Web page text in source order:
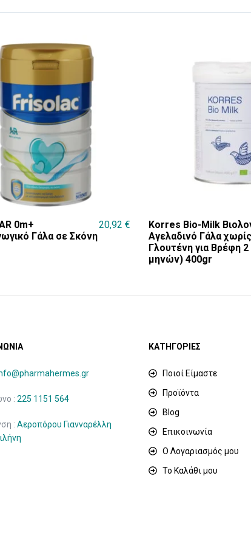
0m+
Γάλα σε Σκόνη
20,92 €
Korres Bio-Milk
Αγελαδινό Γάλα χωρίς
Γλουτένη για Βρέφη
μηνών) 400gr
: 225 1151 564
: Αεροπόρου Γιανναρέλλη
ΚΑΤΗΓΟΡΙΕΣ
Ποιοί Είμαστε
Προϊόντα
Blog
Επικοινωνία
Ο Λογαριασμός μου
Το Καλάθι μου